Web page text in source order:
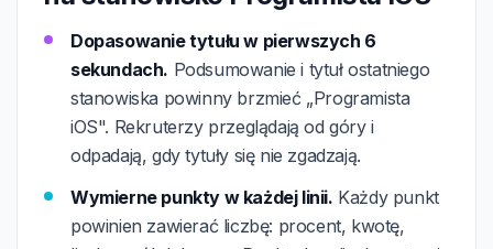
Dopasowanie tytułu w pierwszych 6
sekundach. Podsumowanie i tytuł ostatniego
stanowiska powinny brzmieć „Programista
iOS". Rekruterzy przeglądają od góry i
odpadają, gdy tytuły się nie zgadzają.
Wymierne punkty w każdej linii. Każdy punkt
powinien zawierać liczbę: procent, kwotę,